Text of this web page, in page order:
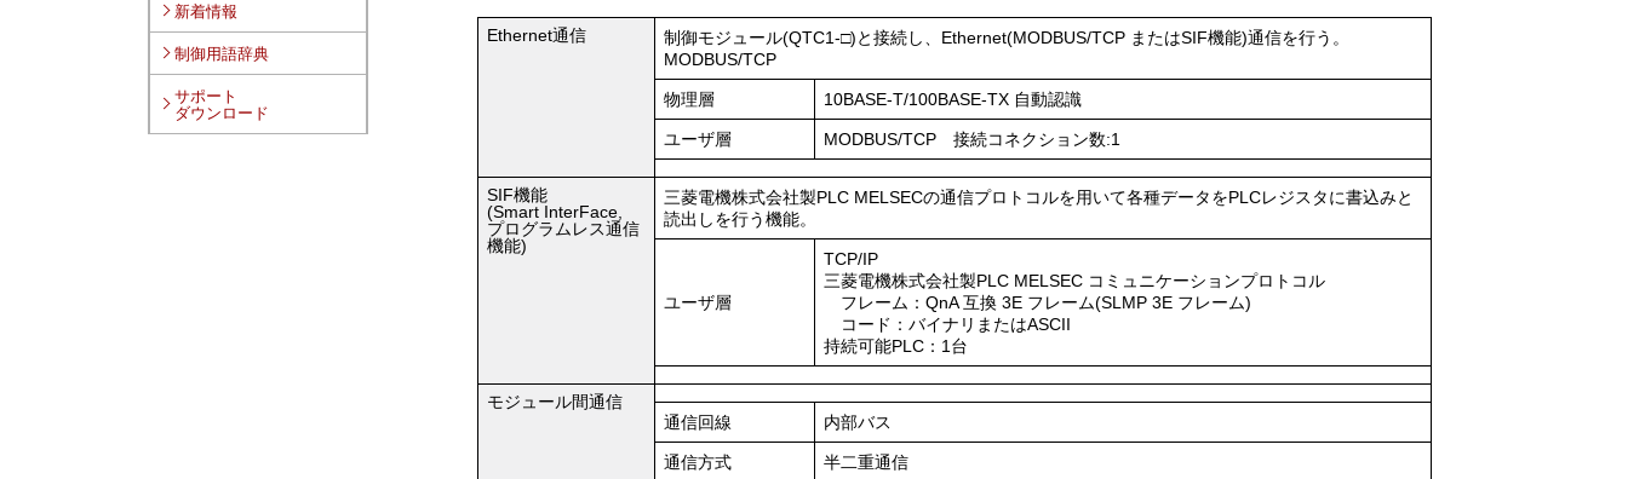
新着情報
制御用語辞典
サポート
ダウンロード
Ethernet通信
制御モジュール(QTC1-□)と接続し、Ethernet(MODBUS/TCP またはSIF機能)通信を行う。
MODBUS/TCP
物理層 10BASE-T/100BASE-TX 自動認識
ユーザ層 MODBUS/TCP 接続コネクション数:1
SIF機能
(Smart InterFace,
プログラムレス通信
機能)
三菱電機株式会社製PLC MELSECの通信プロトコルを用いて各種データをPLCレジスタに書込みと
読出しを行う機能。
ユーザ層
TCP/IP
三菱電機株式会社製PLC MELSEC コミュニケーションプロトコル
フレーム：QnA 互換 3E フレーム(SLMP 3E フレーム)
コード：バイナリまたはASCII
持続可能PLC：1台
モジュール間通信
通信回線
内部バス
通信方式 半二重通信